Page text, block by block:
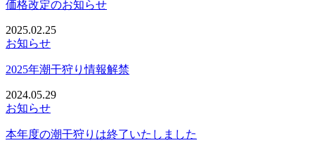
価格改定のお知らせ
2025.02.25
お知らせ
2025年潮干狩り情報解禁
2024.05.29
お知らせ
本年度の潮干狩りは終了いたしました